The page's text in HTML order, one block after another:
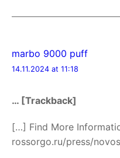
marbo 9000 puff
14.11.2024 at 11:18
… [Trackback]
[…] Find More
rossorgo.ru/press/